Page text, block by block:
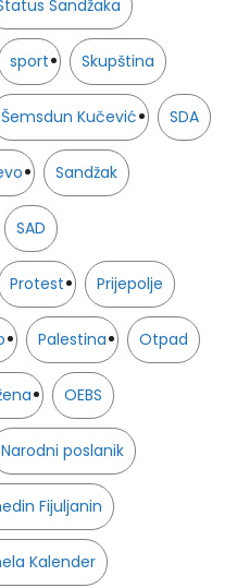
Sandžaka
sport Skupština
Šemsdun Kučević SDA
Sandžak
SAD
Protest Prijepolje
Palestina Otpad
OEBS
Narodni poslanik
Fijuljanin
Kalender